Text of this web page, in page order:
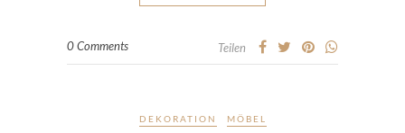
0 Comments Teilen
DEKORATION MÖBEL